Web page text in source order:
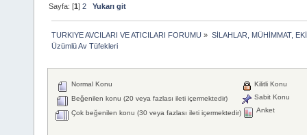
Sayfa: [1]2 Yukarı git
TURKIYE AVCILARI VE ATICILARI FORUMU » SİLAHLAR, MÜHİMMAT,
Üzümlü Av Tüfekleri
Normal Konu
Beğenilen konu (20 veya fazlası ileti içermektedir)
Çok beğenilen konu (30 veya fazlası ileti içermektedir)
Kilitli Konu
Sabit Konu
Anket